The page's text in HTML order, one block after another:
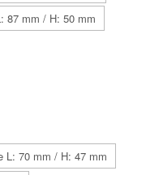
87 mm / H: 50 mm
L: 70 mm / H: 47 mm